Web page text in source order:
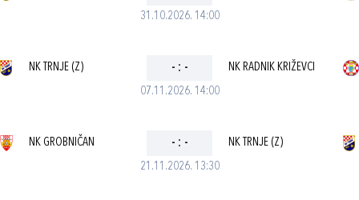
31.10.2026. 14:00
07.11.2026. 14:00
NK TRNJE (Z) - : - NK RADNIK KRIŽEVCI
21.11.2026. 13:30
NK GROBNIČAN - : - NK TRNJE (Z)